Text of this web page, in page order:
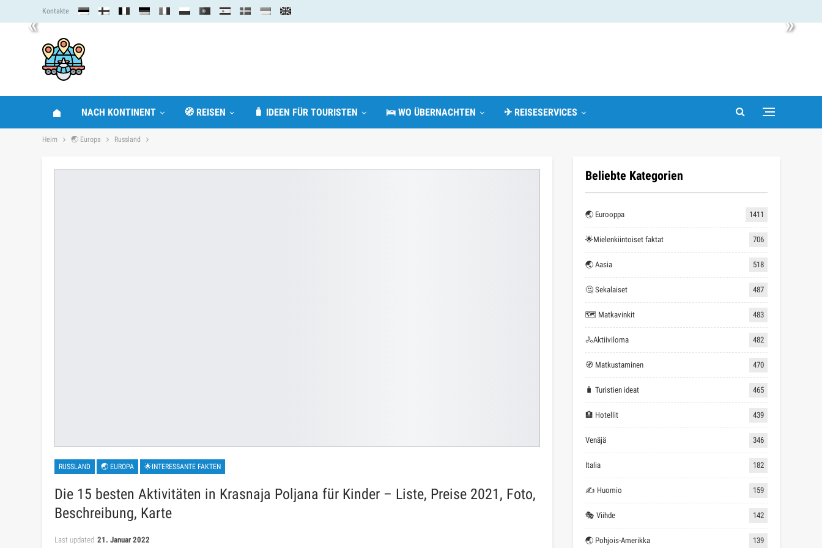
« »
Kontakte
NACH KONTINENT 🧭 REISEN 🧳 IDEEN FÜR TOURISTEN 🛌 WO ÜBERNACHTEN ✈ REISESERVICES
Heim 🌏 Europa Russland
RUSSLAND 🌏 EUROPA 🌟INTERESSANTE FAKTEN
Die 15 besten Aktivitäten in Krasnaja Poljana für Kinder – Liste, Preise 2021, Foto,
Beschreibung, Karte
Last updated 21. Januar 2022
Beliebte Kategorien
🌏 Eurooppa 1411
🌟Mielenkiintoiset faktat 706
🌏 Aasia 518
🤔 Sekalaiset 487
🗺 Matkavinkit 483
🚴Aktiiviloma 482
🧭 Matkustaminen 470
🧳 Turistien ideat 465
🏨 Hotellit 439
Venäjä 346
Italia 182
✍ Huomio 159
🎭 Viihde 142
🌏 Pohjois-Amerikka 139